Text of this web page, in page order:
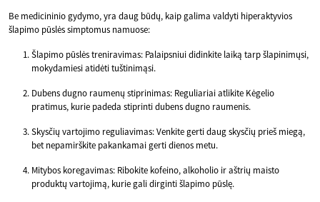
Be medicininio gydymo, yra daug būdų, kaip galima valdyti hiperaktyvios
šlapimo pūslės simptomus namuose:
Šlapimo pūslės treniravimas: Palaipsniui didinkite laiką tarp šlapinimųsi,
mokydamiesi atidėti tuštinimąsi.
Dubens dugno raumenų stiprinimas: Reguliariai atlikite Kėgelio
pratimus, kurie padeda stiprinti dubens dugno raumenis.
Skysčių vartojimo reguliavimas: Venkite gerti daug skysčių prieš miegą,
bet nepamirškite pakankamai gerti dienos metu.
Mitybos koregavimas: Ribokite kofeino, alkoholio ir aštrių maisto
produktų vartojimą, kurie gali dirginti šlapimo pūslę.